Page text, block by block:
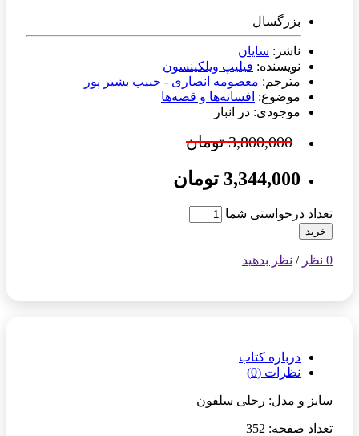
بزرگسال
ناشر: سایان
نویسنده: فیلیپ ویلکینسون
مترجم: معصومه انصاری - حبیب بشیر پور
موضوع: افسانه‌ها و قصه‌ها
موجودی: در انبار
3,800,000 تومان
3,344,000 تومان
تعداد درخواستی شما
خرید
0 نظر / نظر بدهید
درباره کتاب
نظرات (0)
سایز و مدل: رحلی سلفون
تعداد صفحه: 352